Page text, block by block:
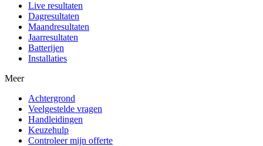
Live resultaten
Dagresultaten
Maandresultaten
Jaarresultaten
Batterijen
Installaties
Meer
Achtergrond
Veelgestelde vragen
Handleidingen
Keuzehulp
Controleer mijn offerte